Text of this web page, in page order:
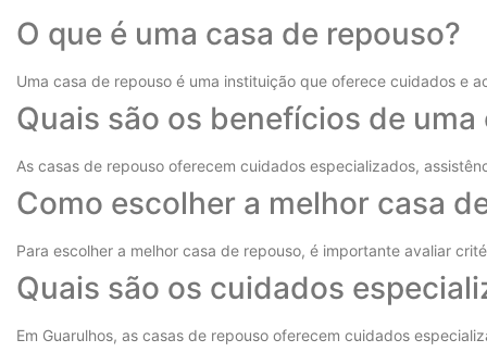
O que é uma casa de repouso?
Uma casa de repouso é uma instituição que oferece cuidados e
Quais são os benefícios de
As casas de repouso oferecem cuidados especializados,
Como escolher a melhor casa
Para escolher a melhor casa de repouso, é importante avaliar
Quais são os cuidados
Em Guarulhos, as casas de repouso oferecem cuidados